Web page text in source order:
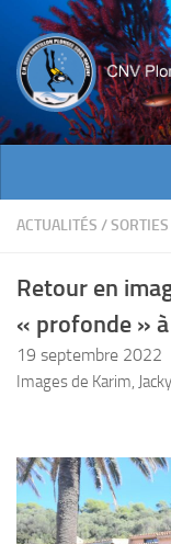
ACTUALITES
INFOS CNV
Contacts
Historique
Plouf
ACTUALITÉS /
Retour en
« profonde »
19 septembre 2022
Images de Karim,